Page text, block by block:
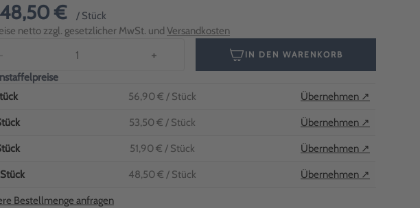
48,50 €
/ Stück
netto zzgl. gesetzlicher MwSt. und Versandkosten
+ IN DEN WARENKORB
56,90 € / Stück Übernehmen ↗
53,50 € / Stück Übernehmen ↗
51,90 € / Stück Übernehmen ↗
Stück 48,50 € / Stück Übernehmen ↗
Bestellmenge anfragen